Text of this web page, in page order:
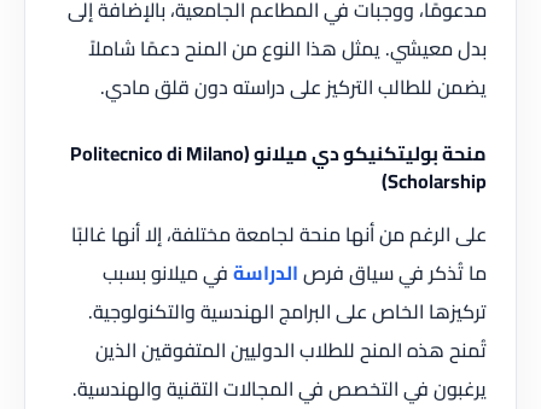
مدعومًا، ووجبات في المطاعم الجامعية، بالإضافة إلى
بدل معيشي. يمثل هذا النوع من المنح دعمًا شاملاً
يضمن للطالب التركيز على دراسته دون قلق مادي.
منحة بوليتكنيكو دي ميلانو (Politecnico di Milano
Scholarship)
على الرغم من أنها منحة لجامعة مختلفة، إلا أنها غالبًا
ما تُذكر في سياق فرصالدراسةفي ميلانو بسبب
تركيزها الخاص على البرامج الهندسية والتكنولوجية.
تُمنح هذه المنح للطلاب الدوليين المتفوقين الذين
يرغبون في التخصص في المجالات التقنية والهندسية.